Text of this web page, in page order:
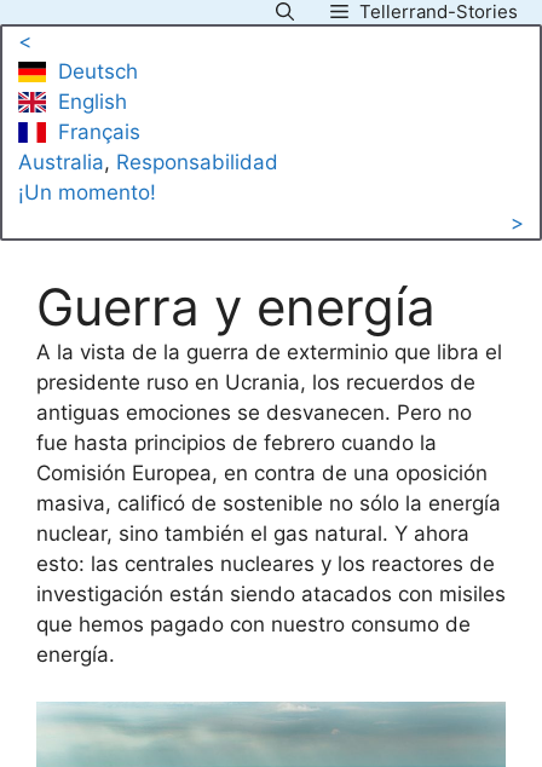
contenido
Tellerrand-Stories
<
Deutsch
English
Français
Australia, Responsabilidad
¡Un momento!
>
Guerra y energía
A la vista de la guerra de exterminio que libra el
presidente ruso en Ucrania, los recuerdos de
antiguas emociones se desvanecen. Pero no
fue hasta principios de febrero cuando la
Comisión Europea, en contra de una oposición
masiva, calificó de sostenible no sólo la energía
nuclear, sino también el gas natural. Y ahora
esto: las centrales nucleares y los reactores de
investigación están siendo atacados con misiles
que hemos pagado con nuestro consumo de
energía.